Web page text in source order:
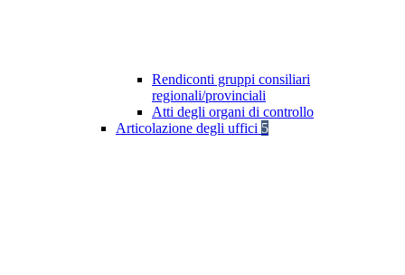
Rendiconti gruppi consiliari
regionali/provinciali
Atti degli organi di controllo
Articolazione degli uffici 5